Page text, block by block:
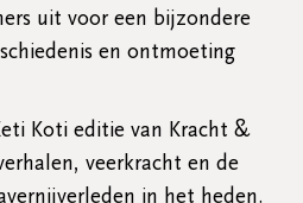
uit voor een bijzondere
en ontmoeting
Koti editie van Kracht &
veerkracht en de
in het heden.